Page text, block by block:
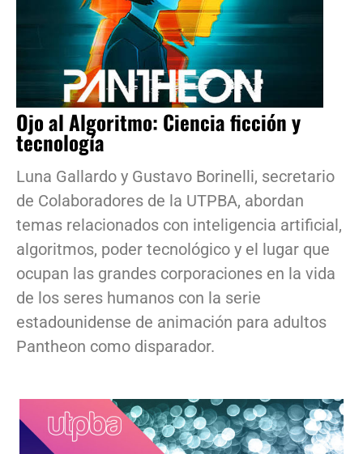
Ojo al Algoritmo: Ciencia ficción y
tecnología
Luna Gallardo y Gustavo Borinelli, secretario
de Colaboradores de la UTPBA, abordan
temas relacionados con inteligencia artificial,
algoritmos, poder tecnológico y el lugar que
ocupan las grandes corporaciones en la vida
de los seres humanos con la serie
estadounidense de animación para adultos
Pantheon como disparador.